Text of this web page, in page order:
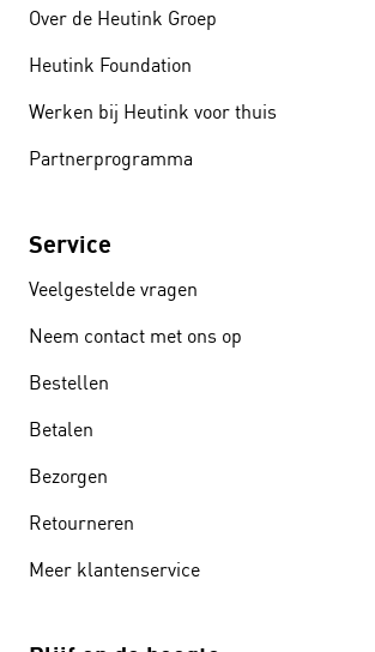
Over de Heutink Groep
Heutink Foundation
Werken bij Heutink voor thuis
Partnerprogramma
Service
Veelgestelde vragen
Neem contact met ons op
Bestellen
Betalen
Bezorgen
Retourneren
Meer klantenservice